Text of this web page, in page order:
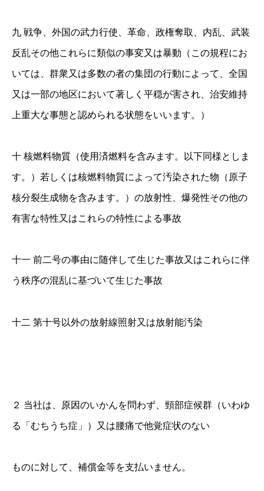
九 戦争、外国の武力行使、革命、政権奪取、内乱、武装
反乱その他これらに類似の事変又は暴動（この規程にお
いては、群衆又は多数の者の集団の行動によって、全国
又は一部の地区において著しく平穏が害され、治安維持
上重大な事態と認められる状態をいいます。）
十 核燃料物質（使用済燃料を含みます。以下同様としま
す。）若しくは核燃料物質によって汚染された物（原子
核分裂生成物を含みます。）の放射性、爆発性その他の
有害な特性又はこれらの特性による事故
十一 前二号の事由に随伴して生じた事故又はこれらに伴
う秩序の混乱に基づいて生じた事故
十二 第十号以外の放射線照射又は放射能汚染
２ 当社は、原因のいかんを問わず、頸部症候群（いわゆ
る「むちうち症」）又は腰痛で他覚症状のない
ものに対して、補償金等を支払いません。